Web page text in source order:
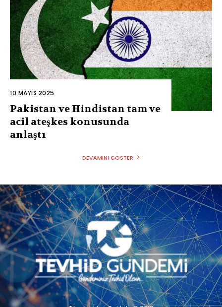
10 MAYIS 2025
Pakistan ve Hindistan tam ve
acil ateşkes konusunda
anlaştı
DEVAMINI GÖSTER